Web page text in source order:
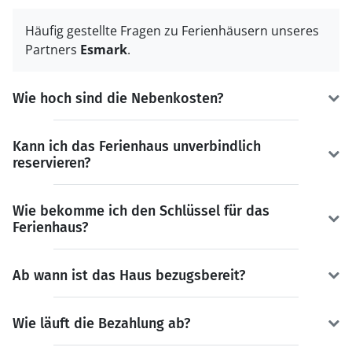
Häufig gestellte Fragen zu Ferienhäusern unseres
Partners Esmark.
Wie hoch sind die Nebenkosten?
Kann ich das Ferienhaus unverbindlich
reservieren?
Wie bekomme ich den Schlüssel für das
Ferienhaus?
Ab wann ist das Haus bezugsbereit?
Wie läuft die Bezahlung ab?